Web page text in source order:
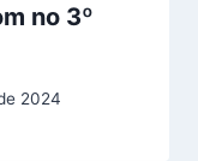
no 3º
2024